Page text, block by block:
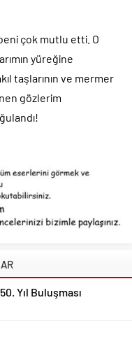
çok mutlu etti. O
yüreğine
taşlarının ve mermer
gözlerim
Yıl Buluşması